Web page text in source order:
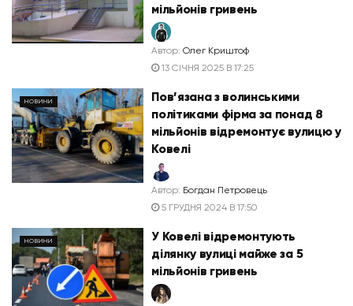
мільйонів гривень
Автор: Олег Криштоф
13 СІЧНЯ 2025 В 17:25
НОВИНИ
Пов’язана з волинськими
політиками фірма за понад 8
мільйонів відремонтує вулицю у
Ковелі
Автор: Богдан Петровець
5 ГРУДНЯ 2024 В 17:50
НОВИНИ
У Ковелі відремонтують
ділянку вулиці майже за 5
мільйонів гривень